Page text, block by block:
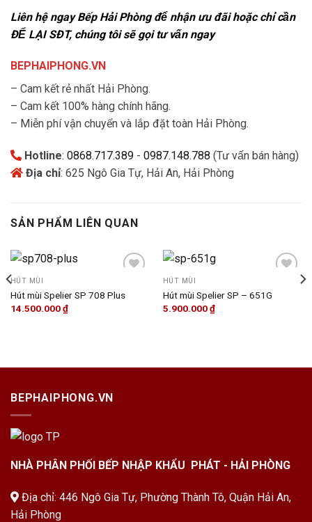
Liên hệ ngay Bếp Hải Phòng để nhận ưu đãi hoặc chỉ cần
ĐỂ LẠI SĐT, chúng tôi sẽ gọi tư vấn ngay
BEPHAIPHONG.VN
– Cam kết rẻ nhất Hải Phòng.
– Cam kết 100% hàng chính hãng.
– Miễn phí vận chuyển và lắp đặt toàn Hải Phòng.
Hotline: 0868.717.389 - 0987.148.788 (Tư vấn bán hàng)
Địa chỉ: 625 Ngô Gia Tự, Hải An, Hải Phòng
SẢN PHẨM LIÊN QUAN
HÚT MÙI
Hút mùi Spelier SP 708 Plus
14.500.000₫
HÚT MÙI
Hút mùi Spelier SP – 651G
5.900.000₫
BEPHAIPHONG.VN
NHÀ PHÂN PHỐI BẾP NHẬP KHẨU PHÁT - HẢI PHÒNG
Địa chỉ: 446 Ngô Gia Tự, Phường Thành Tô, Quận Hải An,
Hải Phòng